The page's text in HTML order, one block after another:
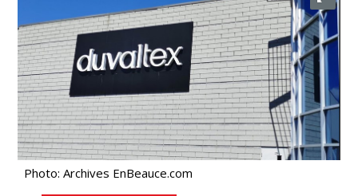
Photo: Archives EnBeauce.com